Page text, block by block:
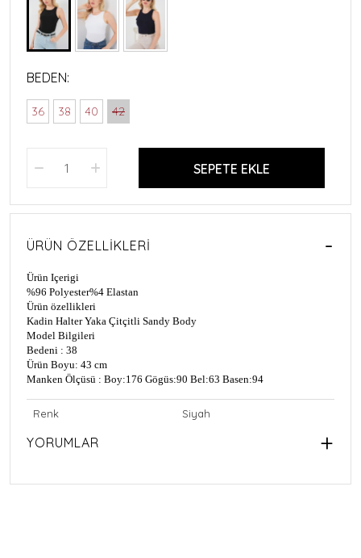
BEDEN:
36 38 40 42
SEPETE EKLE
ÜRÜN ÖZELLIKLERI
Ürün Içerigi
%96 Polyester%4 Elastan
Ürün özellikleri
Kadin Halter Yaka Çitçitli Sandy Body
Model Bilgileri
Bedeni : 38
Ürün Boyu: 43 cm
Manken Ölçüsü : Boy:176 Gögüs:90 Bel:63 Basen:94
Renk Siyah
YORUMLAR